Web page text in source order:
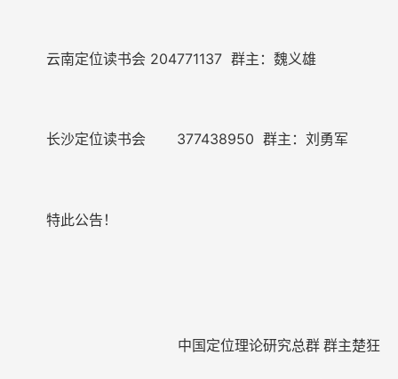
云南定位读书会 204771137 群主：魏义雄
长沙定位读书会 377438950 群主：刘勇军
特此公告！
中国定位理论研究总群 群主楚狂